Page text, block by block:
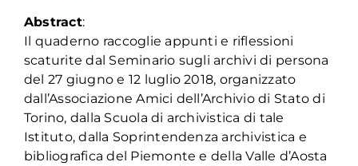
Abstract:
Il quaderno raccoglie appunti e riflessioni
scaturite dal Seminario sugli archivi di persona
del 27 giugno e 12 luglio 2018, organizzato
dall’Associazione Amici dell’Archivio di Stato di
Torino, dalla Scuola di archivistica di tale
Istituto, dalla Soprintendenza archivistica e
bibliografica del Piemonte e della Valle d’Aosta